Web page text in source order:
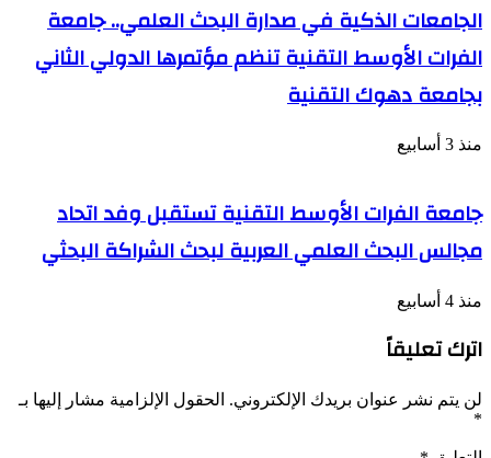
الجامعات الذكية في صدارة البحث العلمي.. جامعة
الفرات الأوسط التقنية تنظم مؤتمرها الدولي الثاني
بجامعة دهوك التقنية
منذ 3 أسابيع
جامعة الفرات الأوسط التقنية تستقبل وفد اتحاد
مجالس البحث العلمي العربية لبحث الشراكة البحثي
منذ 4 أسابيع
اترك تعليقاً
لن يتم نشر عنوان بريدك الإلكتروني. الحقول الإلزامية مشار إليها بـ
*